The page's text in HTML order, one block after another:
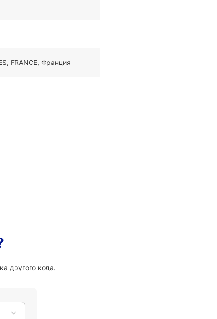
FRANCE, Франция
другого кода.